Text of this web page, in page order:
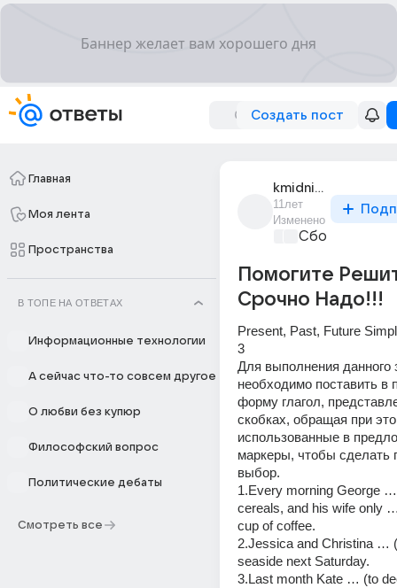
Создать пост
Главная
Моя лента
Пространства
В ТОПЕ НА ОТВЕТАХ
Информационные технологии
А сейчас что-то совсем другое
О любви без купюр
Философский вопрос
Политические дебаты
Смотреть все
kmidnight_c
11лет
Изменено
Сборная
Помогите
Срочно Надо!!!
Present, Past, Future
3
Для выполнения данного
необходимо поставить в
форму глагол,
скобках, обращая при
использованные в
маркеры, чтобы сделать
выбор.
1.Every morning George
cereals, and his wife only
cup of coffee.
2.Jessica and Christina …
seaside next Saturday.
3.Last month Kate … (to